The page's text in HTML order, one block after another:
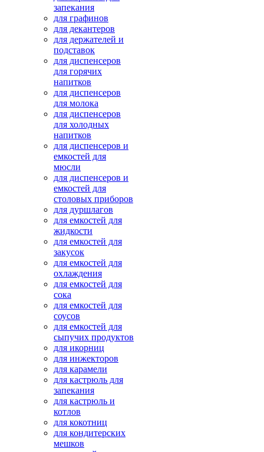
запекания
для графинов
для декантеров
для держателей и
подставок
для диспенсеров
для горячих
напитков
для диспенсеров
для молока
для диспенсеров
для холодных
напитков
для диспенсеров и
емкостей для
мюсли
для диспенсеров и
емкостей для
столовых приборов
для дуршлагов
для емкостей для
жидкости
для емкостей для
закусок
для емкостей для
охлаждения
для емкостей для
сока
для емкостей для
соусов
для емкостей для
сыпучих продуктов
для икорниц
для инжекторов
для карамели
для кастрюль для
запекания
для кастрюль и
котлов
для кокотниц
для кондитерских
мешков